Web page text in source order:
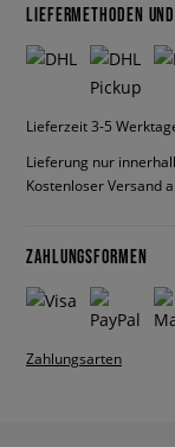
LIEFERMETHODEN
Lieferzeit 3-5
Lieferung nur
Kostenloser Versand
ZAHLUNGSFORMEN
Zahlungsarten